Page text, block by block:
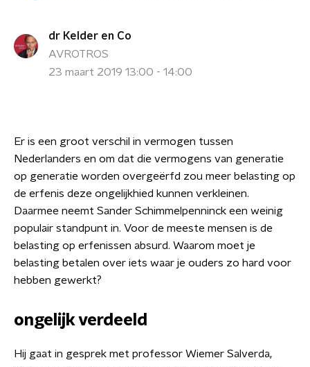
dr Kelder en Co
AVROTROS
23 maart 2019 13:00 - 14:00
Er is een groot verschil in vermogen tussen
Nederlanders en om dat die vermogens van generatie
op generatie worden overgeërfd zou meer belasting op
de erfenis deze ongelijkhied kunnen verkleinen.
Daarmee neemt Sander Schimmelpenninck een weinig
populair standpunt in. Voor de meeste mensen is de
belasting op erfenissen absurd. Waarom moet je
belasting betalen over iets waar je ouders zo hard voor
hebben gewerkt?
ongelijk verdeeld
Hij gaat in gesprek met professor Wiemer Salverda,